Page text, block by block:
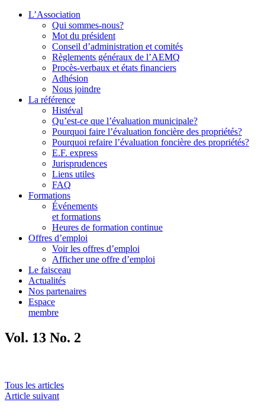
L’Association
Qui sommes-nous?
Mot du président
Conseil d’administration et comités
Règlements généraux de l’AEMQ
Procès-verbaux et états financiers
Adhésion
Nous joindre
La référence
Histéval
Qu’est-ce que l’évaluation municipale?
Pourquoi faire l’évaluation foncière des propriétés?
Pourquoi refaire l’évaluation foncière des propriétés?
E.F. express
Jurisprudences
Liens utiles
FAQ
Formations
Événements
et formations
Heures de formation continue
Offres d’emploi
Voir les offres d’emploi
Afficher une offre d’emploi
Le faisceau
Actualités
Nos partenaires
Espace
membre
Vol. 13 No. 2
Tous les articles
Article suivant